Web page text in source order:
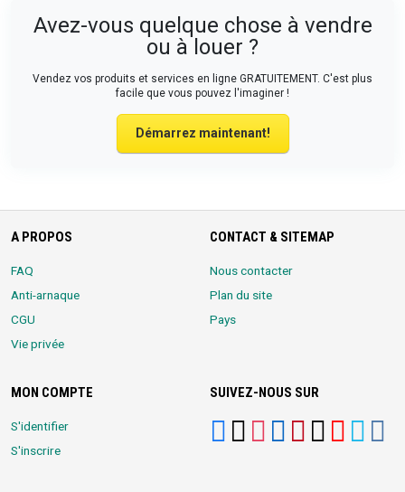
Avez-vous quelque chose à vendre
ou à louer ?
Vendez vos produits et services en ligne GRATUITEMENT. C'est plus
facile que vous pouvez l'imaginer !
Démarrez maintenant!
A PROPOS
FAQ
Anti-arnaque
CGU
Vie privée
CONTACT & SITEMAP
Nous contacter
Plan du site
Pays
MON COMPTE
S'identifier
S'inscrire
SUIVEZ-NOUS SUR